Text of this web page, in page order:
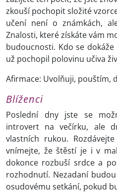
zkouší pochopit složité
učení není o známkách,
Znalosti, které získáte vám
budoucnosti. Kdo se
už pochopil polovinu učiva
Afirmace: Uvolňuji, pouštím,
Blíženci
Poslední dny jste se
introvert na večírku, ale
vlastních rukou.
vnímejte, že štěstí je i v
dokonce rozbuší srdce a
rozhodnutí. Nezadaní
osudovému setkání, pokud